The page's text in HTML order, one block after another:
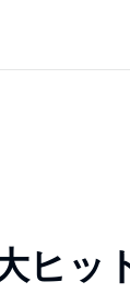
ヒッ